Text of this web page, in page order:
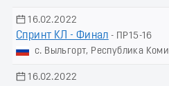
16.02.2022
Спринт КЛ - Финал - ПР15-16
с. Выльгорт, Республика Коми
16.02.2022